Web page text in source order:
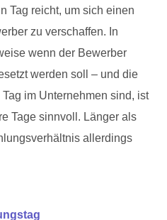
Tag reicht, um sich einen
zu verschaffen. In
wenn der Bewerber
werden soll – und die
im Unternehmen sind, ist
Tage sinnvoll. Länger als
allerdings